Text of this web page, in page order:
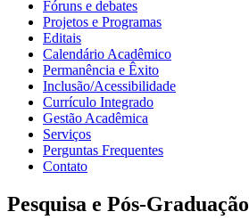
Fóruns e debates
Projetos e Programas
Editais
Calendário Acadêmico
Permanência e Êxito
Inclusão/Acessibilidade
Currículo Integrado
Gestão Acadêmica
Serviços
Perguntas Frequentes
Contato
Pesquisa e Pós-Graduação